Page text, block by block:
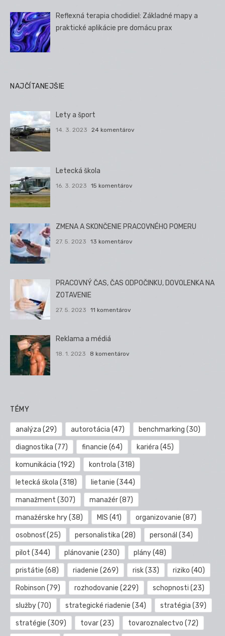
Reflexná terapia chodidiel: Základné mapy a
praktické aplikácie pre domácu prax
NAJČÍTANEJŠIE
Lety a šport
14. 3. 2023 24 komentárov
Letecká škola
16. 3. 2023 15 komentárov
ZMENA A SKONČENIE PRACOVNÉHO POMERU
27. 5. 2023 13 komentárov
PRACOVNÝ ČAS, ČAS ODPOČINKU, DOVOLENKA NA
ZOTAVENIE
27. 5. 2023 11 komentárov
Reklama a médiá
18. 1. 2023 8 komentárov
TÉMY
analýza (29) autorotácia (47) benchmarking (30)
diagnostika (77) financie (64) kariéra (45)
komunikácia (192) kontrola (318)
letecká škola (318) lietanie (344)
manažment (307) manažér(87)
manažérske hry(38) MIS (41) organizovanie (87)
osobnosť(25) personalistika (28) personál (34)
pilot (344) plánovanie (230) plány(48)
pristátie (68) riadenie (269) risk(33) riziko (40)
Robinson (79) rozhodovanie (229) schopnosti (23)
služby(70) strategické riadenie (34) stratégia (39)
stratégie (309) tovar(23) tovaroznalectvo (72)